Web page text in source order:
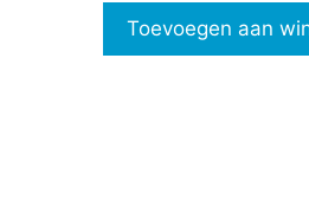
5
Toevoegen aan